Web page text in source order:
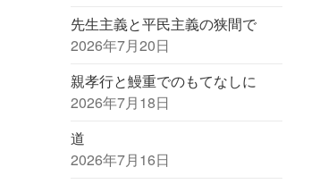
先生主義と平民主義の狭間で
2026年7月20日
親孝行と鰻重でのもてなしに
2026年7月18日
道
2026年7月16日